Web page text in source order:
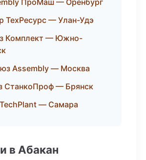
ПроМаш — Оренбург
ТехРесурс — Улан-Удэ
Комплект — Южно-
Assembly — Москва
СтанкоПроф — Брянск
— Самара
в Абакан